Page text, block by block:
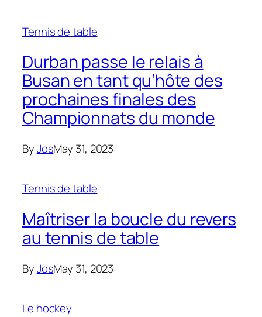
Tennis de table
Durban passe le relais à
Busan en tant qu’hôte des
prochaines finales des
Championnats du monde
ByJosMay 31, 2023
Tennis de table
Maîtriser la boucle du revers
au tennis de table
ByJosMay 31, 2023
Le hockey